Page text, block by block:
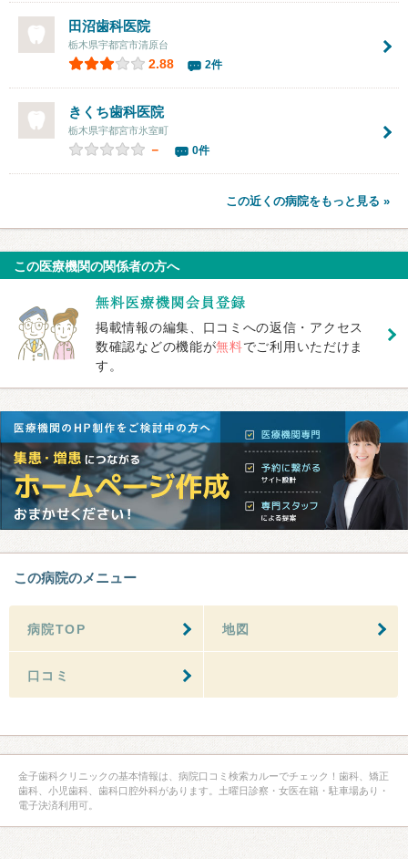
田沼歯科医院
栃木県宇都宮市清原台
2.88 2件
きくち歯科医院
栃木県宇都宮市氷室町
－ 0件
この近くの病院をもっと見る »
この医療機関の関係者の方へ
掲載情報の編集、口コミへの返信・アクセス
数確認などの機能が無料でご利用いただけま
す。
この病院のメニュー
病院TOP 地図
口コミ
金子歯科クリニックの基本情報は、病院口コミ検索カルーでチェック！歯科、矯正
歯科、小児歯科、歯科口腔外科があります。土曜日診察・女医在籍・駐車場あり・
電子決済利用可。